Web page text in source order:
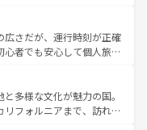
全く異なる文化を体験で
フランス情報はコンテンツ一覧
。 なお、新着の
参照してほしい。
た、優雅なアフタヌーン
ない英国パブ、サッカー観
験も豊富。イギリスを旅
広さだが、運行時刻が正確
者でも安心して個人旅行
スならではのユニークな
でなく町歩きも満喫する
ため物価も高いが、旅行
多様な文化が魅力の国。
フォルニアまで、訪れる